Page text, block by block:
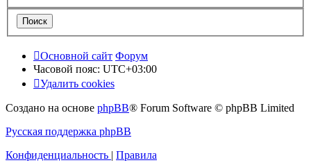
Основной сайт Форум
Часовой пояс: UTC+03:00
Удалить cookies
Создано на основе phpBB® Forum Software © phpBB Limited
Русская поддержка phpBB
Конфиденциальность | Правила